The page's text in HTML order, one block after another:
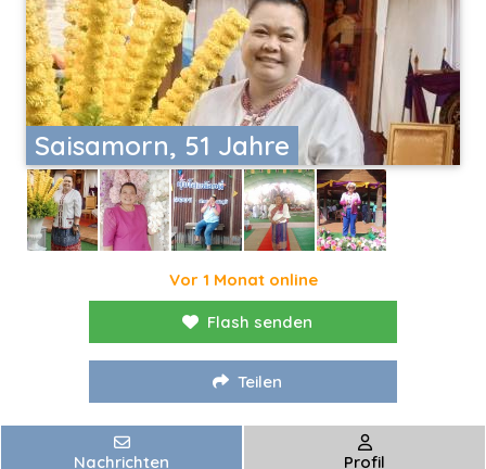
Saisamorn, 51 Jahre
Vor 1 Monat online
Flash senden
Teilen
Nachrichten Profil